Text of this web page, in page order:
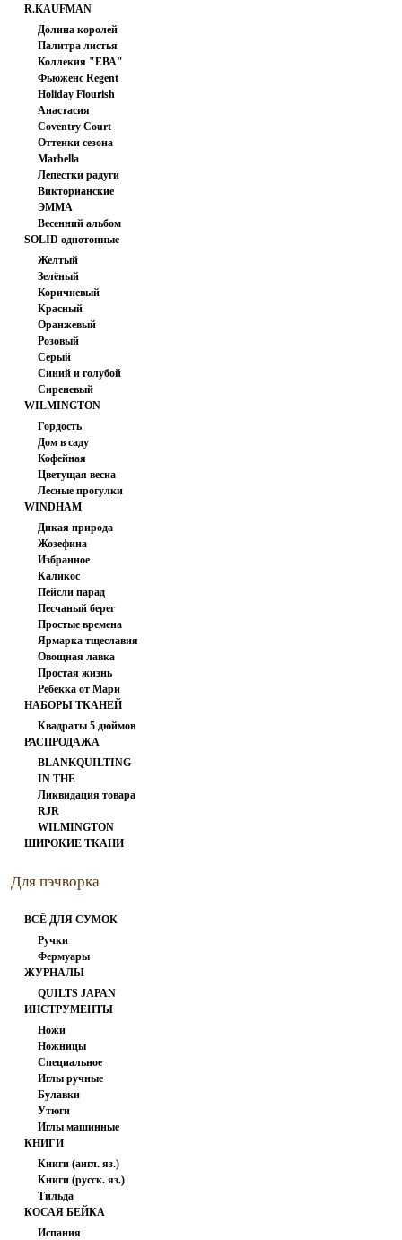
R.KAUFMAN
Долина королей
Палитра листья
Коллекия "ЕВА"
Japan
Фьюженс Regent
Holiday Flourish
Анастасия
Coventry Court
Оттенки сезона
Marbella
Лепестки радуги
Викторианские
розочки.
ЭММА
Весенний альбом
SOLID однотонные
ткани
Желтый
Зелёный
Коричневый
Красный
Оранжевый
Розовый
Серый
Синий и голубой
Сиреневый
WILMINGTON
PRINTS
Гордость
Дом в саду
Кофейная
Цветущая весна
Лесные прогулки
WINDHAM
FABRICS
Дикая природа
Жозефина
Избранное
Каликос
Пейсли парад
Песчаный берег
Простые времена
Ярмарка тщеславия
Овощная лавка
Простая жизнь
Ребекка от Мари
Коваль
НАБОРЫ ТКАНЕЙ
Квадраты 5 дюймов
РАСПРОДАЖА
BLANKQUILTING
IN THE
BEGINNING
Ликвидация товара
RJR
WILMINGTON
ШИРОКИЕ ТКАНИ
Для пэчворка
ВСЁ ДЛЯ СУМОК
Ручки
Фермуары
ЖУРНАЛЫ
QUILTS JAPAN
ИНСТРУМЕНТЫ
Ножи
Ножницы
Специальное
Иглы ручные
Булавки
Утюги
Иглы машинные
КНИГИ
Книги (англ. яз.)
Книги (русск. яз.)
Тильда
КОСАЯ БЕЙКА
Испания